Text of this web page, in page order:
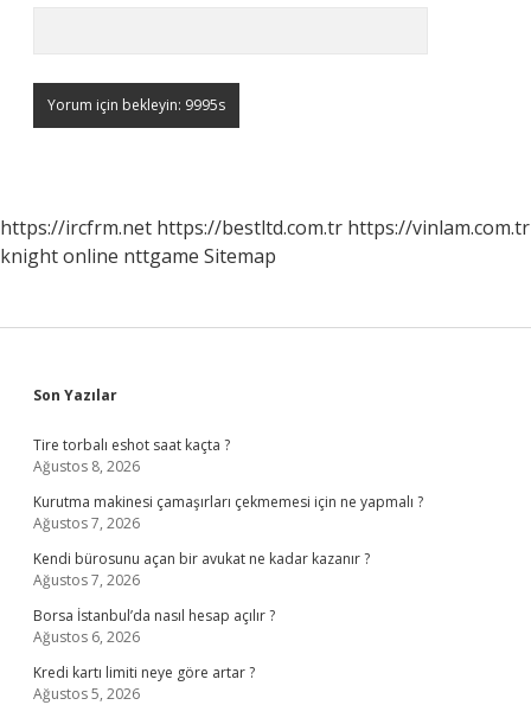
https://ircfrm.net https://bestltd.com.tr https://vinlam.com.tr
knight online nttgame Sitemap
Sidebar
Son Yazılar
Tire torbalı eshot saat kaçta ?
Ağustos 8, 2026
Kurutma makinesi çamaşırları çekmemesi için ne yapmalı ?
Ağustos 7, 2026
Kendi bürosunu açan bir avukat ne kadar kazanır ?
Ağustos 7, 2026
Borsa İstanbul’da nasıl hesap açılır ?
Ağustos 6, 2026
Kredi kartı limiti neye göre artar ?
Ağustos 5, 2026